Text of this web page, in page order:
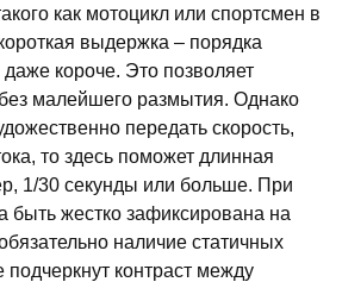
как мотоцикл или спортсмен в
выдержка – порядка
короче. Это позволяет
малейшего размытия. Однако
передать скорость,
то здесь поможет длинная
1/30 секунды или больше. При
быть жестко зафиксирована на
наличие статичных
контраст между